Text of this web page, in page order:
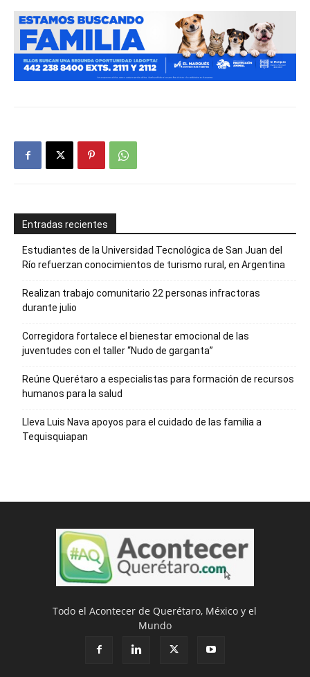
Entradas recientes
Estudiantes de la Universidad Tecnológica de San Juan del
Río refuerzan conocimientos de turismo rural, en Argentina
Realizan trabajo comunitario 22 personas infractoras
durante julio
Corregidora fortalece el bienestar emocional de las
juventudes con el taller ‘‘Nudo de garganta’’
Reúne Querétaro a especialistas para formación de recursos
humanos para la salud
Lleva Luis Nava apoyos para el cuidado de las familia a
Tequisquiapan
Todo el Acontecer de Querétaro, México y el
Mundo